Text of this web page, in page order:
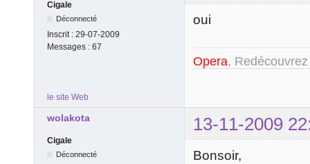
Cigale
Déconnecté
Inscrit : 29-07-2009
Messages : 67
oui
Opera,
le site Web
wolakota 13-11-2009
Cigale
Déconnecté
Bonsoir,